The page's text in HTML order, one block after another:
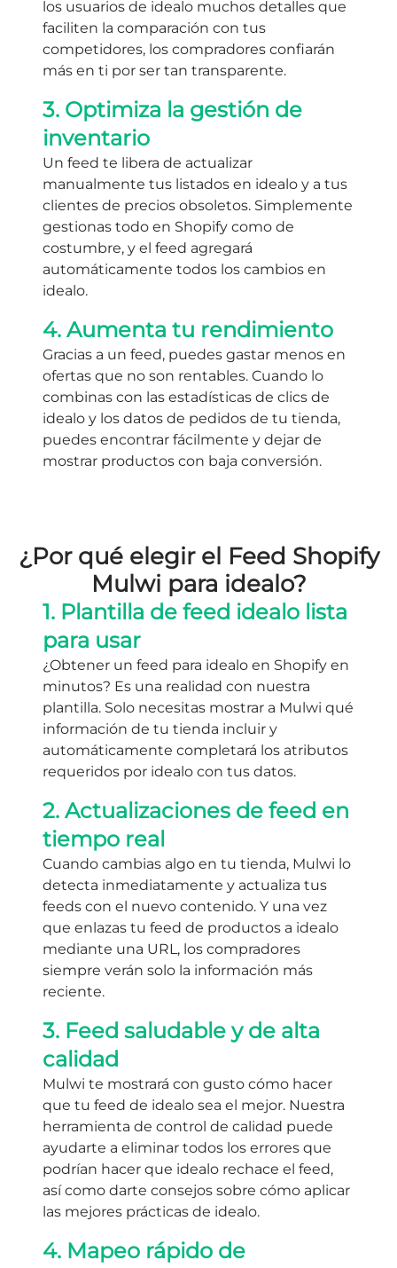
los usuarios de idealo muchos detalles que
faciliten la comparación con tus
competidores, los compradores confiarán
más en ti por ser tan transparente.
3. Optimiza la gestión de
inventario
Un feed te libera de actualizar
manualmente tus listados en idealo y a tus
clientes de precios obsoletos. Simplemente
gestionas todo en Shopify como de
costumbre, y el feed agregará
automáticamente todos los cambios en
idealo.
4. Aumenta tu rendimiento
Gracias a un feed, puedes gastar menos en
ofertas que no son rentables. Cuando lo
combinas con las estadísticas de clics de
idealo y los datos de pedidos de tu tienda,
puedes encontrar fácilmente y dejar de
mostrar productos con baja conversión.
¿Por qué elegir el Feed Shopify
Mulwi para idealo?
1. Plantilla de feed idealo lista
para usar
¿Obtener un feed para idealo en Shopify en
minutos? Es una realidad con nuestra
plantilla. Solo necesitas mostrar a Mulwi qué
información de tu tienda incluir y
automáticamente completará los atributos
requeridos por idealo con tus datos.
2. Actualizaciones de feed en
tiempo real
Cuando cambias algo en tu tienda, Mulwi lo
detecta inmediatamente y actualiza tus
feeds con el nuevo contenido. Y una vez
que enlazas tu feed de productos a idealo
mediante una URL, los compradores
siempre verán solo la información más
reciente.
3. Feed saludable y de alta
calidad
Mulwi te mostrará con gusto cómo hacer
que tu feed de idealo sea el mejor. Nuestra
herramienta de control de calidad puede
ayudarte a eliminar todos los errores que
podrían hacer que idealo rechace el feed,
así como darte consejos sobre cómo aplicar
las mejores prácticas de idealo.
4. Mapeo rápido de